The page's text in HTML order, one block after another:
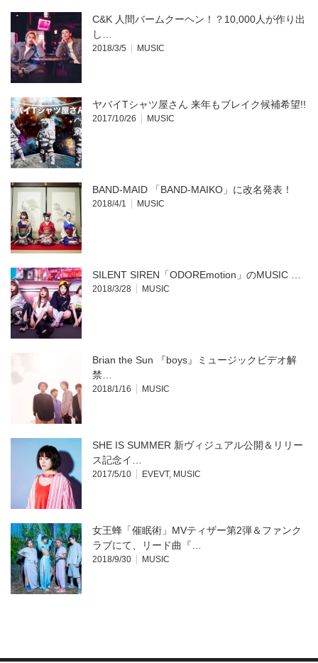
き
ま
す)
C&K 人間バームクーヘン！？10,000人が作り出
し…
2018/3/5 MUSIC
ヤバイTシャツ屋さん 来年もブレイク候補希望!!
2017/10/26 MUSIC
BAND-MAID 「BAND-MAIKO」に改名発表！
2018/4/1 MUSIC
SILENT SIREN「ODOREmotion」のMUSIC …
2018/3/28 MUSIC
Brian the Sun 『boys』ミュージックビデオ解
禁…
2018/1/16 MUSIC
SHE IS SUMMER 新ヴィジュアル公開＆リリー
ス記念イ…
2017/5/10 EVEVT, MUSIC
女王蜂「催眠術」MVティザー第2弾＆ファンク
ラブにて、リード曲『…
2018/9/30 MUSIC